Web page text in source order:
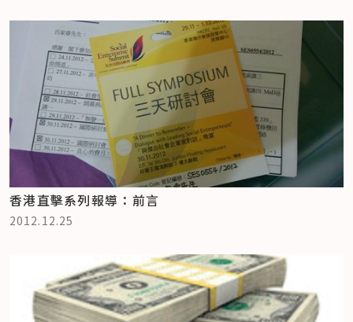
香港直擊系列報導：前言
2012.12.25